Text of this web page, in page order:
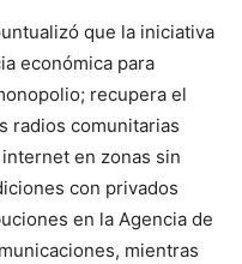
que la iniciativa
económica para
recupera el
radios comunitarias
en zonas sin
con privados
en la Agencia de
mientras